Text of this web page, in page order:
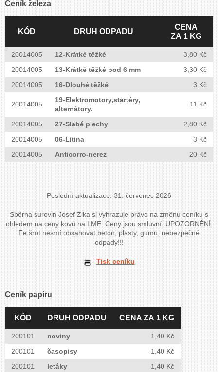
Ceník železa
KÓD DRUH ODPADU
CENA
ZA 1 KG
20014005 12-Krátké těžké
3,80 Kč
20014005
13-Krátké těžké pod 6 mm
3,30 Kč
20014005
16-Dlouhé těžké 3 Kč
20014005
19-Elektromotory,startéry,
alternátory.
11 Kč
20014005 27-Slabé plechy
2,80 Kč
20014005
06-Litina
3 Kč
20014005
Anticorro-nerez 20 Kč
Poslední aktualizace: 31. červenec 2026
Sběrna surovin Josef Zika si vyhrazuje právo na změnu ceníku s
ohledem na ceny kovů na LME. Ceny jsou smluvní. UPOZORNĚNÍ:
Fe šrot nesmí obsahovat beton, plasty, gumu, nebezpečné
odpady!!!
Tisk ceníku
Ceník papíru
KÓD DRUH ODPADU CENA ZA 1 KG
200101 noviny
1,40 Kč
200101
časopisy
1,40 Kč
200101
letáky
1,40 Kč